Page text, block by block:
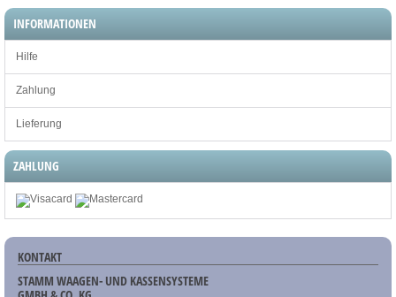
INFORMATIONEN
Hilfe
Zahlung
Lieferung
ZAHLUNG
KONTAKT
STAMM WAAGEN- UND KASSENSYSTEME